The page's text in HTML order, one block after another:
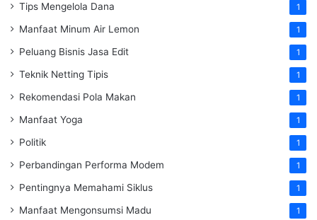
Tips Mengelola Dana 1
Manfaat Minum Air Lemon 1
Peluang Bisnis Jasa Edit 1
Teknik Netting Tipis 1
Rekomendasi Pola Makan 1
Manfaat Yoga 1
Politik 1
Perbandingan Performa Modem 1
Pentingnya Memahami Siklus 1
Manfaat Mengonsumsi Madu 1